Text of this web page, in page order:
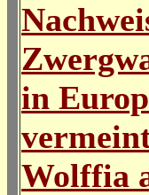
in
Wolffia